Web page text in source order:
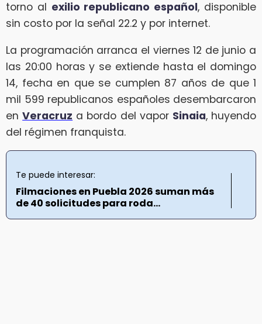
torno al exilio republicano español, disponible
sin costo por la señal 22.2 y por internet.
La programación arranca el viernes 12 de junio a
las 20:00 horas y se extiende hasta el domingo
14, fecha en que se cumplen 87 años de que 1
mil 599 republicanos españoles desembarcaron
enVeracruz a bordo del vapor Sinaia, huyendo
del régimen franquista.
Te puede interesar:
Filmaciones en Puebla 2026 suman más
de 40 solicitudes para roda...